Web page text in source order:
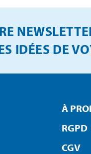
IDÉES DE
À
RGPD
CGV